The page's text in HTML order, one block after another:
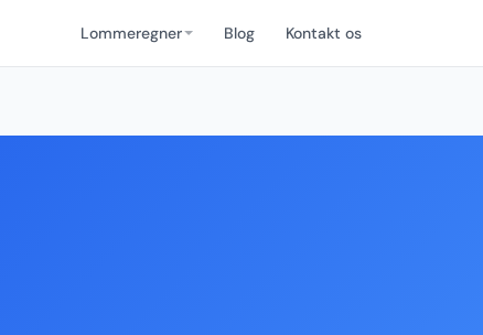
Lommeregner Blog Kontakt os